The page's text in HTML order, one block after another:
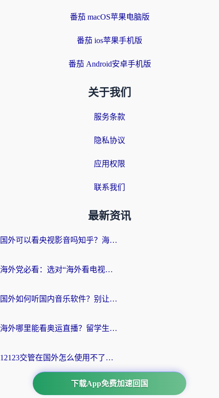
番茄 macOS苹果电脑版
番茄 ios苹果手机版
番茄 Android安卓手机版
关于我们
服务条款
隐私协议
应用权限
联系我们
最新资讯
国外可以看央视影音吗知乎？海外党亲测有效的回国加速方案
海外党必看：选对“海外看电视剧软件”，再也不用愁国内剧刷不了
国外如何听国内音乐软件？别让地域限制，断了你的中文歌单
海外哪里能看奥运直播？留学生&海外华人必看的体育赛事观赛终极指南
12123交管在国外怎么使用不了？海外华人必看的无缝访问国内资源指南
下载App免费加速回国